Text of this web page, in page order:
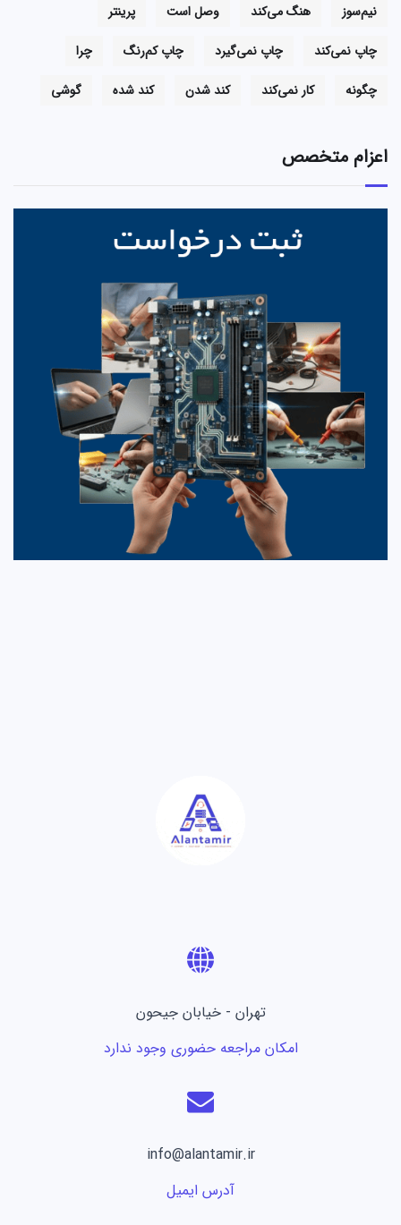
نیم‌سوز
هنگ می‌کند وصل است
پرینتر
چاپ نمی‌کند
چاپ نمی‌گیرد چاپ کم‌رنگ
چرا
چگونه
کار نمی‌کند کند شدن کند شده گوشی
اعزام متخصص
تهران - خیابان جیحون
امکان مراجعه حضوری وجود ندارد
info@alantamir.ir
آدرس ایمیل